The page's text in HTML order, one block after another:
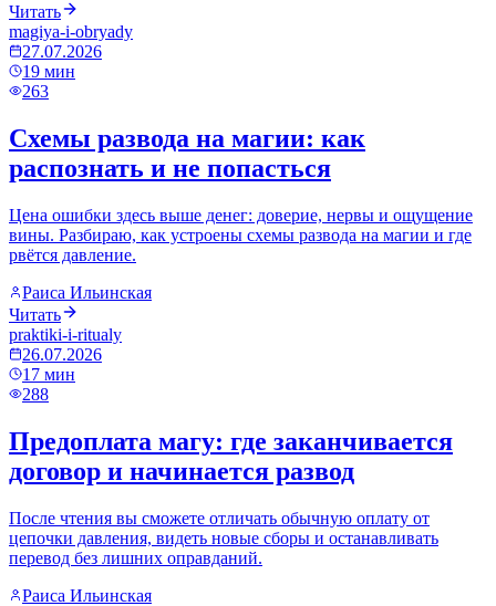
Читать
magiya-i-obryady
27.07.2026
19 мин
263
Схемы развода на магии: как
распознать и не попасться
Цена ошибки здесь выше денег: доверие, нервы и ощущение
вины. Разбираю, как устроены схемы развода на магии и где
рвётся давление.
Раиса Ильинская
Читать
praktiki-i-ritualy
26.07.2026
17 мин
288
Предоплата магу: где заканчивается
договор и начинается развод
После чтения вы сможете отличать обычную оплату от
цепочки давления, видеть новые сборы и останавливать
перевод без лишних оправданий.
Раиса Ильинская